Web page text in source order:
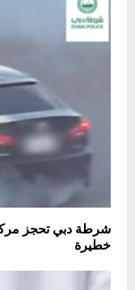
شرطة دبي تحجز
خطيرة